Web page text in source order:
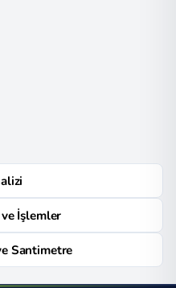
ve İşlemler
Santimetre